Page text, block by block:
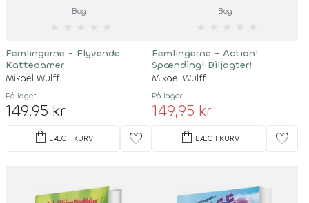
Bog
Femlingerne - Flyvende
Kattedamer
Mikael Wulff
På lager
149,95 kr
shopping_bag LÆG I KURV favorite
Bog
Femlingerne - Action!
Spænding! Biljagter!
Mikael Wulff
På lager
149,95 kr
shopping_bag LÆG I KURV favorite